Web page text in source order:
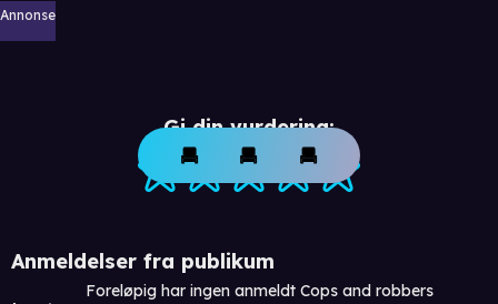
Annonse
Gi din vurdering:
Anmeldelser fra publikum
Foreløpig har ingen anmeldt Cops and robbers